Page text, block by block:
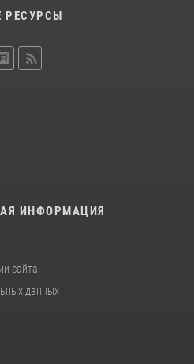
РЕСУРСЫ
ИНФОРМАЦИЯ
сайта
данных